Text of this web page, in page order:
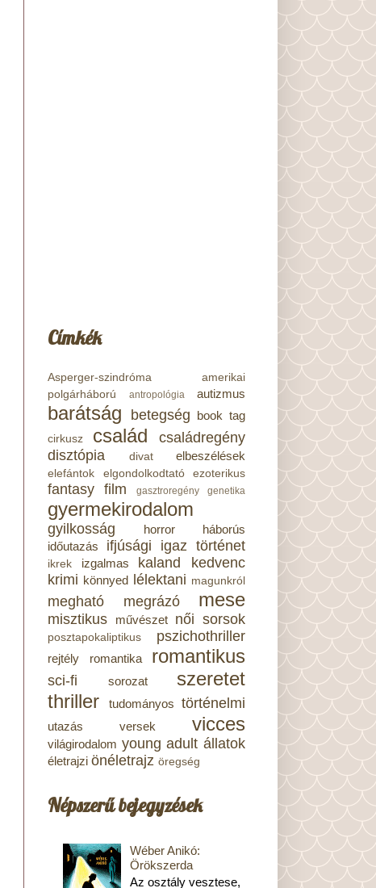
Címkék
Asperger-szindróma
amerikai
polgárháború
antropológia autizmus
barátság betegség book tag
cirkusz család
családregény
disztópia
divat elbeszélések
elefántok elgondolkodtató ezoterikus
fantasy film gasztroregény genetika
gyermekirodalom
gyilkosság horror
háborús
időutazás
ifjúsági igaz történet
ikrek izgalmas kaland
kedvenc
krimi könnyed lélektani magunkról
megható megrázó mese
misztikus művészet női sorsok
posztapokaliptikus pszichothriller
rejtély romantika romantikus
sci-fi sorozat
szeretet
thriller
tudományos történelmi
utazás versek vicces
világirodalom young adult állatok
életrajzi önéletrajz öregség
Népszerű bejegyzések
Wéber Anikó:
Örökszerda
Az osztály vesztese,